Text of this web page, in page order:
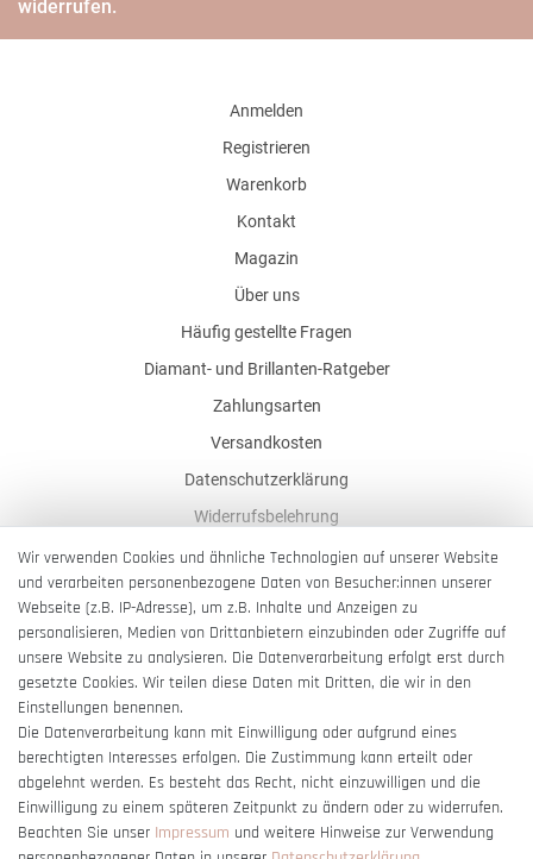
widerrufen.
Anmelden
Registrieren
Warenkorb
Kontakt
Magazin
Über uns
Häufig gestellte Fragen
Diamant- und Brillanten-Ratgeber
Zahlungsarten
Versandkosten
Datenschutzerklärung
Widerrufsbelehrung
AGB
Impressum
Barrierefreiheitserklärung
Vertrag widerrufen
Wir verwenden Cookies und ähnliche Technologien auf unserer Website
und verarbeiten personenbezogene Daten von Besucher:innen unserer
Webseite (z.B. IP-Adresse), um z.B. Inhalte und Anzeigen zu
personalisieren, Medien von Drittanbietern einzubinden oder Zugriffe auf
unsere Website zu analysieren. Die Datenverarbeitung erfolgt erst durch
gesetzte Cookies. Wir teilen diese Daten mit Dritten, die wir in den
Einstellungen benennen.
Die Datenverarbeitung kann mit Einwilligung oder aufgrund eines
berechtigten Interesses erfolgen. Die Zustimmung kann erteilt oder
abgelehnt werden. Es besteht das Recht, nicht einzuwilligen und die
Einwilligung zu einem späteren Zeitpunkt zu ändern oder zu widerrufen.
Beachten Sie unser Impressum und weitere Hinweise zur Verwendung